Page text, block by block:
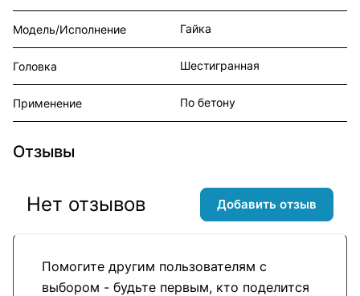
Модель/Исполнение Гайка
Головка Шестигранная
Применение По бетону
Отзывы
Помогите другим пользователям с
выбором - будьте первым, кто поделится
Нет отзывов Добавить отзыв